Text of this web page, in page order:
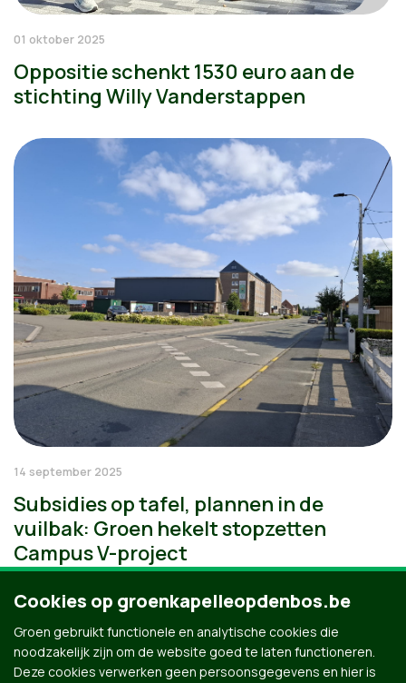
01 oktober 2025
Oppositie schenkt 1530 euro aan de
stichting Willy Vanderstappen
14 september 2025
Subsidies op tafel, plannen in de
vuilbak: Groen hekelt stopzetten
Campus V-project
Cookies op groenkapelleopdenbos.be
Groen gebruikt functionele en analytische cookies die
noodzakelijk zijn om de website goed te laten functioneren.
Deze cookies verwerken geen persoonsgegevens en hier is